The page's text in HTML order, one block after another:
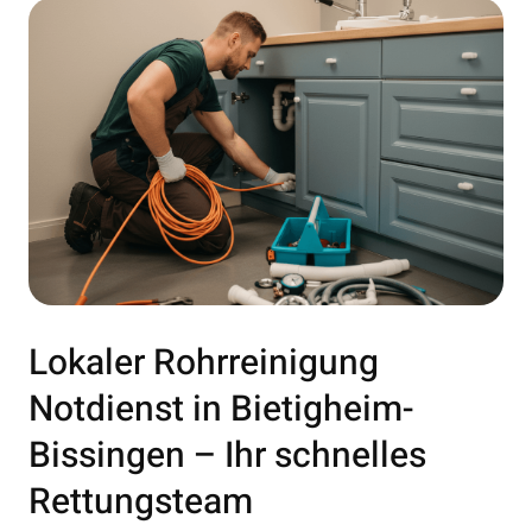
Lokaler Rohrreinigung
Notdienst in Bietigheim-
Bissingen – Ihr schnelles
Rettungsteam